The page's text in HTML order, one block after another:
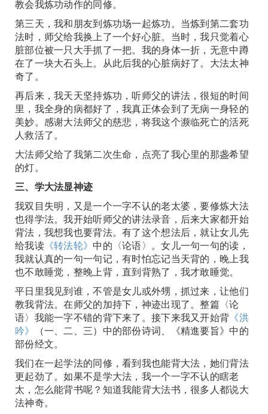
教会我炼功动作的同修。
第三天，我和朋友到炼功场一起炼功。当炼到第二套功
法时，师父给我换上了一个好心脏。当时，我只觉着心
脏部位被一只大手抓了一把。我的身体一折，无意中蹲
在了一块大石头上。从此后我的心脏病好了。大法太神
奇了。
再后来，我天天坚持炼功，听师父的讲法，很短的时间
里，我全身的病都好了，我真正体会到了无病一身轻的
美妙。感谢大法师父的慈悲，将我这个濒临死亡的活死
人救活了。
大法师父给了我第二次生命，点亮了我心里的那盏希望
的灯。
三、学大法显神迹
我双目失明，又是一个一字不认的老太婆，要修炼大法
也得学法。我开始听师父的讲法录音，后来大家都开始
背法，我想我也要背法。有了这个想法后，就让女儿先
给我读《转法轮》 中的〈论语〉。女儿一句一句的读，
我就认真的一句一句记，有时怕忘记当天背的，晚上我
也不敢睡觉，整晚上背，直到背熟了，我才敢睡觉。
平日里我见到谁，不管是女儿或外甥，抓过来，让他们
教我背法。在师父的加持下，神迹出现了。整篇〈论
语〉我能一字不错的背下来了。接下来我又开始背 《洪
吟》
（一、二、三）中的部份诗词、《精進要旨》中的
部份经文。
我们在一起学法的同修，看到我也能背大法，她们背法
更起劲了。如果不是学大法，我一个一字不认的瞎老
太，怎么能背书呢？知道我能背大法书，很多人都说大
法神奇。